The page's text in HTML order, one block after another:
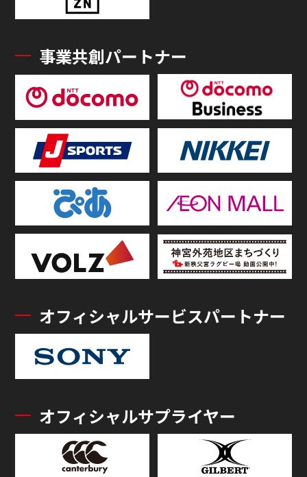
事業共創パートナー
オフィシャルサービスパートナー
オフィシャルサプライヤー